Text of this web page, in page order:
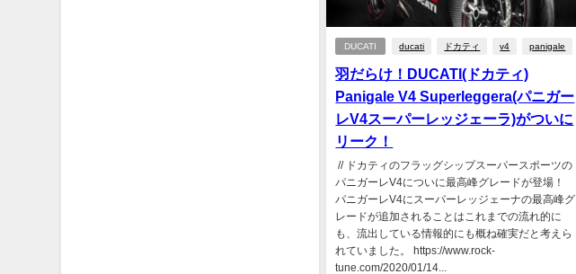
DUCATI ducati ドカティ v4 panigale
羽だらけ！DUCATI(ドカティ)
Panigale V4 Superleggera(パニガー
レV4スーパーレッジェーラ)がついに
リーク！
// ドカティのフラッグシップスーパースポーツの
パニガーレV4についに最高峰グレードが登場！
パニガーレV4にスーパーレッジェーナの最高峰グ
レードが追加されることはこれまでの流れ的に
も、流出している情報的にも概ね確実だと考えら
れていました。 https://www.rock-
tune.com/2020/01/14...